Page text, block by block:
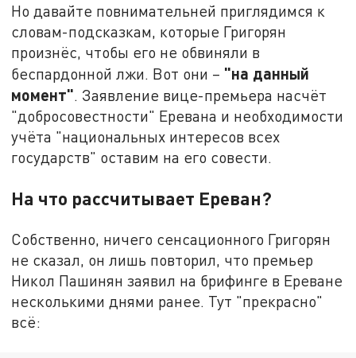
Но давайте повнимательней приглядимся к
словам-подсказкам, которые Григорян
произнёс, чтобы его не обвиняли в
беспардонной лжи. Вот они – "на данный
момент". Заявление вице-премьера насчёт
"добросовестности" Еревана и необходимости
учёта "национальных интересов всех
государств" оставим на его совести.
На что рассчитывает Ереван?
Собственно, ничего сенсационного Григорян
не сказал, он лишь повторил, что премьер
Никол Пашинян заявил на брифинге в Ереване
несколькими днями ранее. Тут "прекрасно"
всё: